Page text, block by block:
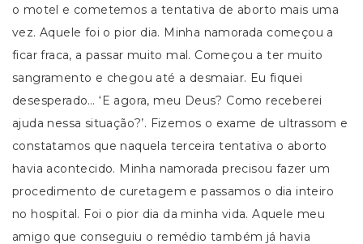
o motel e cometemos a tentativa de aborto mais uma
vez. Aquele foi o pior dia. Minha namorada começou a
ficar fraca, a passar muito mal. Começou a ter muito
sangramento e chegou até a desmaiar. Eu fiquei
desesperado… ‘E agora, meu Deus? Como receberei
ajuda nessa situação?’. Fizemos o exame de ultrassom e
constatamos que naquela terceira tentativa o aborto
havia acontecido. Minha namorada precisou fazer um
procedimento de curetagem e passamos o dia inteiro
no hospital. Foi o pior dia da minha vida. Aquele meu
amigo que conseguiu o remédio também já havia